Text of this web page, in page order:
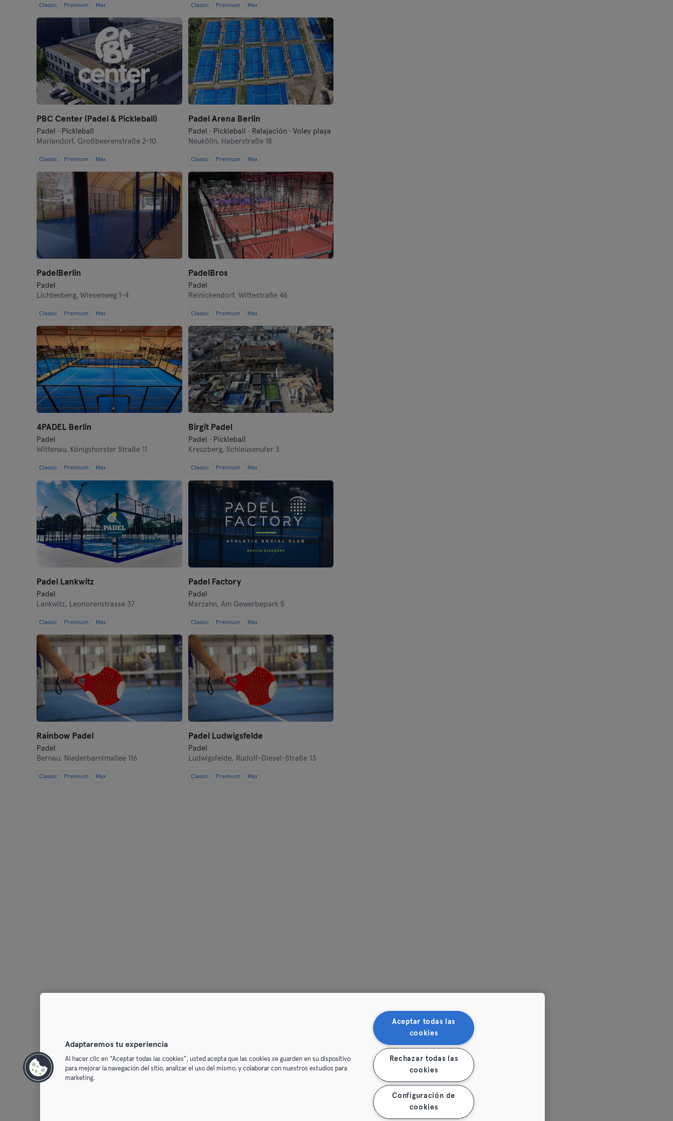
Classic Premium Max Classic Premium Max
PBC Center (Padel & Pickleball)
Padel · Pickleball
Mariendorf, Großbeerenstraße 2-10
Classic Premium Max
Padel Arena Berlin
Padel · Pickleball · Relajación · Voley playa
Neukölln, Haberstraße 18
Classic Premium Max
PadelBerlin
Padel
Lichtenberg,Wiesenweg 1-4
Classic Premium Max
PadelBros
Padel
Reinickendorf, Wittestraße 46
Classic Premium Max
4PADEL Berlin
Padel
Wittenau, Königshorster Straße 11
Classic Premium Max
Birgit Padel
Padel · Pickleball
Kreuzberg, Schleusenufer 3
Classic Premium Max
Padel Lankwitz
Padel
Lankwitz,
Leonorenstrasse 37
Classic Premium Max
Padel Factory
Padel
Marzahn, Am Gewerbepark 5
Classic Premium Max
Rainbow Padel
Padel
Bernau, Niederbarnimallee 116
Classic Premium Max
Padel Ludwigsfelde
Padel
Ludwigsfelde, Rudolf-Diesel-Straße 13
Classic Premium Max
Dortmund
Dresde
Duisburgo
Dusseldorf
Erfurt
Flensburgo
Frankfurt
Frankfurt an der Oder
Freiburg
Göppingen
Hamburgo
Hanau
Hannover
Heidelberg
Homburg
Ingolstadt
Karlsruhe
Kassel
Kleve
Konstanz
Landshut
Lubeck
Saarbrücken
Adaptaremos tu experiencia
Al hacer clic en “Aceptar todas las cookies”, usted acepta que las cookies se guarden en su dispositivo
para mejorar la navegación del sitio, analizar el uso del mismo, y colaborar con nuestros estudios para
marketing.
Aceptar todas las
cookies
Rechazar todas las
cookies
Configuración de
cookies